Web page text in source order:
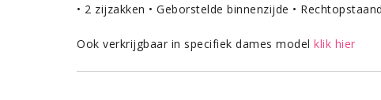
• 2 zijzakken • Geborstelde binnenzijde •
Ook verkrijgbaar in specifiek dames model klik hier